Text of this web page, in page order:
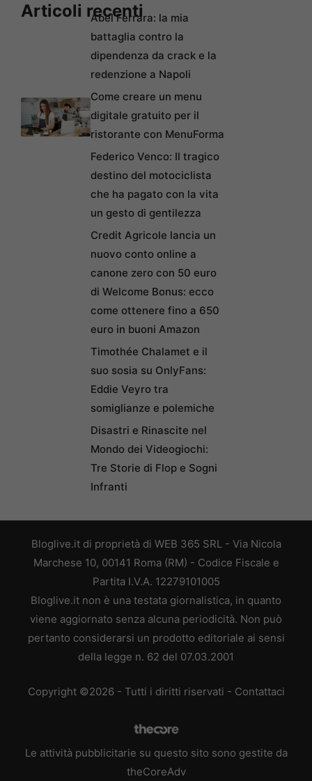
Articoli recenti
Abel Ferrara: la mia
battaglia contro la
dipendenza da crack e la
redenzione a Napoli
Come creare un menu
digitale gratuito per il
ristorante con MenuForma
Federico Venco: Il tragico
destino del motociclista
che ha pagato con la vita
un gesto di gentilezza
Credit Agricole lancia un
nuovo conto online a
canone zero con 50 euro
di Welcome Bonus: ecco
come ottenere fino a 650
euro in buoni Amazon
Timothée Chalamet e il
suo sosia su OnlyFans:
Eddie Veyro tra
somiglianze e polemiche
Disastri e Rinascite nel
Mondo dei Videogiochi:
Tre Storie di Flop e Sogni
Infranti
Bloglive.it di proprietà di WEB 365 SRL - Via Nicola
Marchese 10, 00141 Roma (RM) - Codice Fiscale e
Partita I.V.A. 12279101005
Bloglive.it non è una testata giornalistica, in quanto
viene aggiornato senza alcuna periodicità. Non può
pertanto considerarsi un prodotto editoriale ai sensi
della legge n. 62 del 07.03.2001
Copyright ©2026 - Tutti i diritti riservati - Contattaci
Le attività pubblicitarie su questo sito sono gestite da
theCoreAdv